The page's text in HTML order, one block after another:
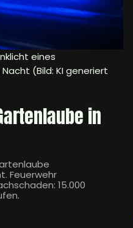
eines
(Bild: KI generiert
in
Feuerwehr
15.000